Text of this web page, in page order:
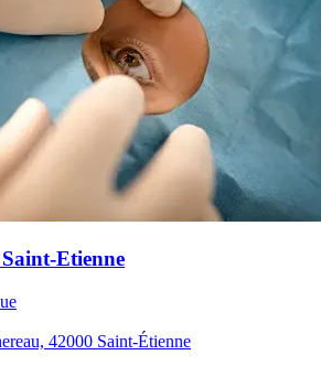
Etienne
42000 Saint-Étienne